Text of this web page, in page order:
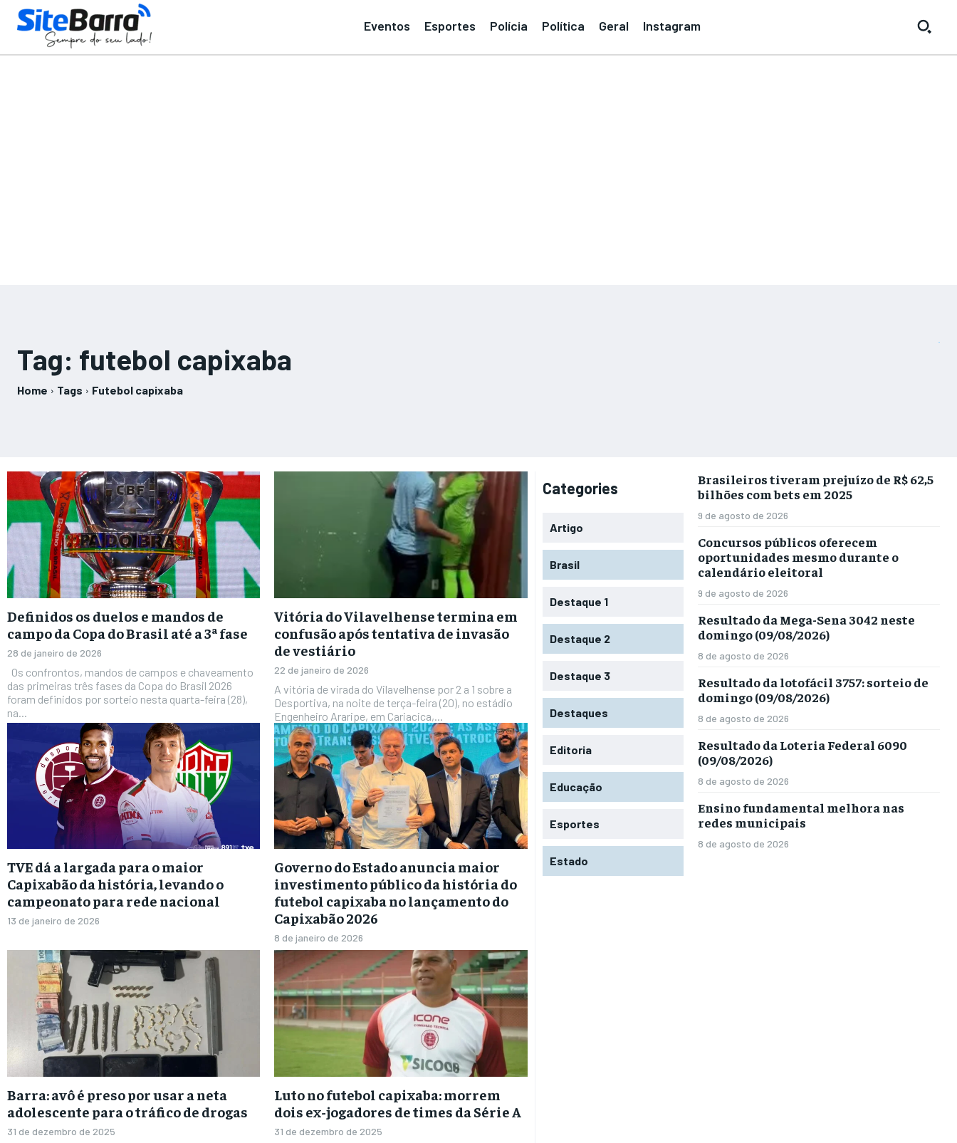
Eventos Esportes Polícia Política Geral Instagram
Tag: futebol capixaba
Home Tags Futebol capixaba
Definidos os duelos e mandos de
campo da Copa do Brasil até a 3ª fase
28 de janeiro de 2026
das primeiras três fases da Copa do Brasil 2026
foram definidos por sorteio nesta quarta-feira (28),
na...
Vitória do Vilavelhense termina em
confusão após tentativa de invasão
de vestiário
22 de janeiro de 2026
A vitória de virada do Vilavelhense por 2 a 1 sobre a
Desportiva, na noite de terça-feira (20), no estádio
Engenheiro Araripe, em Cariacica,...
TVE dá a largada para o maior
Capixabão da história, levando o
campeonato para rede nacional
13 de janeiro de 2026
Governo do Estado anuncia maior
investimento público da história do
futebol capixaba no lançamento do
Capixabão 2026
8 de janeiro de 2026
Barra: avô é preso por usar a neta
adolescente para o tráfico de drogas
31 de dezembro de 2025
Luto no futebol capixaba: morrem
dois ex-jogadores de times da Série A
31 de dezembro de 2025
Categories
Artigo
Brasil
Destaque 1
Destaque 2
Destaque 3
Destaques
Editoria
Educação
Esportes
Estado
Brasileiros tiveram prejuízo de R$ 62,5
bilhões com bets em 2025
9 de agosto de 2026
Concursos públicos oferecem
oportunidades mesmo durante o
calendário eleitoral
9 de agosto de 2026
Resultado da Mega-Sena 3042 neste
domingo (09/08/2026)
8 de agosto de 2026
Resultado da lotofácil 3757: sorteio de
domingo (09/08/2026)
8 de agosto de 2026
Resultado da Loteria Federal 6090
(09/08/2026)
8 de agosto de 2026
Ensino fundamental melhora nas
redes municipais
8 de agosto de 2026